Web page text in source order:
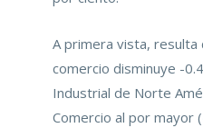
A primera vista, resulta
comercio disminuye -
Industrial de Norte
Comercio al por mayor